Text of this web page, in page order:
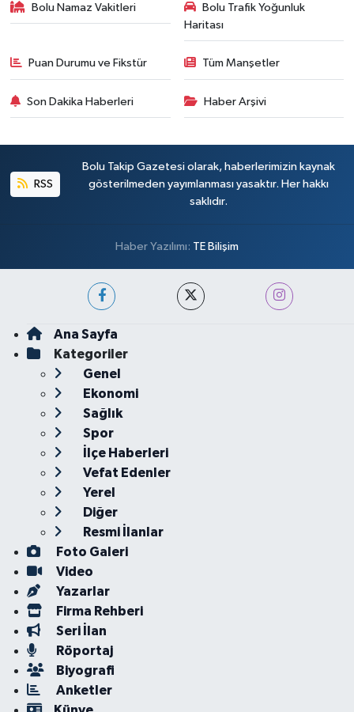
Bolu Namaz Vakitleri
Bolu Trafik Yoğunluk
Haritası
Puan Durumu ve Fikstür Tüm Manşetler
Son Dakika Haberleri Haber Arşivi
RSS
Bolu Takip Gazetesi olarak, haberlerimizin kaynak
gösterilmeden yayımlanması yasaktır. Her hakkı
saklıdır.
Haber Yazılımı: TE Bilişim
Ana Sayfa
Kategoriler
Genel
Ekonomi
Sağlık
Spor
İlçe Haberleri
Vefat Edenler
Yerel
Diğer
Resmi İlanlar
Foto Galeri
Video
Yazarlar
Firma Rehberi
Seri İlan
Röportaj
Biyografi
Anketler